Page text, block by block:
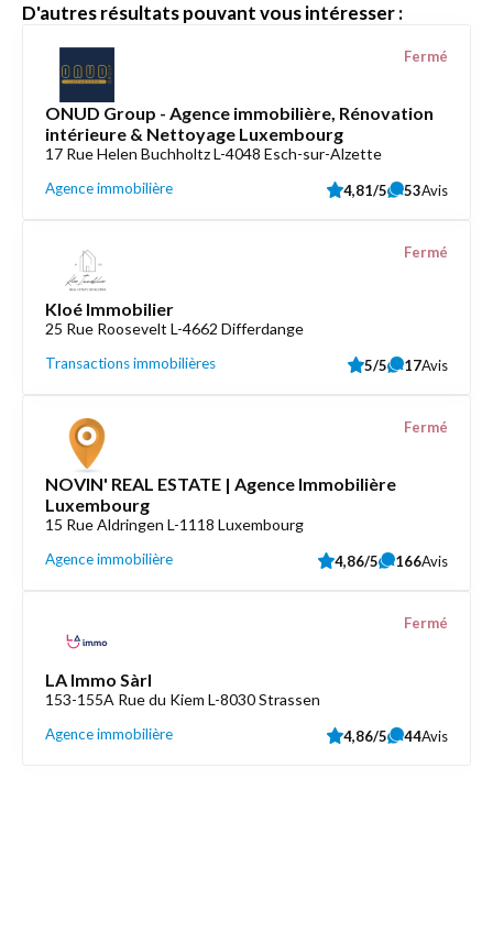
D'autres résultats pouvant vous intéresser :
ONUD Group - Agence immobilière, Rénovation
intérieure & Nettoyage Luxembourg
17 Rue Helen Buchholtz L-4048 Esch-sur-Alzette
Agence immobilière
Fermé
4,81/5 53Avis
Kloé Immobilier
25 Rue Roosevelt L-4662 Differdange
Transactions immobilières
Fermé
5/5 17Avis
NOVIN' REAL ESTATE | Agence Immobilière
Luxembourg
15 Rue Aldringen L-1118 Luxembourg
Agence immobilière
Fermé
4,86/5 166Avis
LA Immo Sàrl
153-155A Rue du Kiem L-8030 Strassen
Agence immobilière
Fermé
4,86/5 44Avis